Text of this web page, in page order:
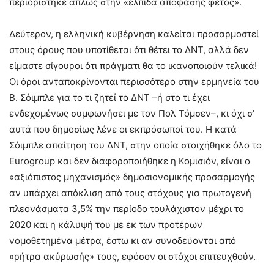
Δεύτερον, η ελληνική κυβέρνηση καλείται προσαρμοστεί
στους όρους που υποτίθεται ότι θέτει το ΔΝΤ, αλλά δεν
είμαστε σίγουροι ότι πράγματι θα το ικανοποιούν τελικά!
Οι όροι ανταποκρίνονται περισσότερο στην ερμηνεία του
Β. Σόιμπλε για το τι ζητεί το ΔΝΤ –ή στο τι έχει
ενδεχομένως συμφωνήσει με τον Πολ Τόμσεν–, κι όχι σ’
αυτά που δημοσίως λένε οι εκπρόσωποί του. Η κατά
Σόιμπλε απαίτηση του ΔΝΤ, στην οποία στοιχήθηκε όλο το
Eurogroup και δεν διαφοροποιήθηκε η Κομισιόν, είναι ο
«αξιόπιστος μηχανισμός» δημοσιονομικής προσαρμογής
αν υπάρχει απόκλιση από τους στόχους για πρωτογενή
πλεονάσματα 3,5% την περίοδο τουλάχιστον μέχρι το
2020 και η κάλυψή του με εκ των προτέρων
νομοθετημένα μέτρα, έστω κι αν συνοδεύονται από
«ρήτρα ακύρωσής» τους, εφόσον οι στόχοι επιτευχθούν.